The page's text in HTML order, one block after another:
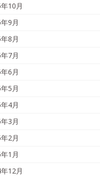
10月
9月
8月
7月
6月
5月
4月
3月
2月
1月
12月